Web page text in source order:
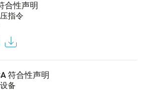
合性声明
指令
符合性声明
备